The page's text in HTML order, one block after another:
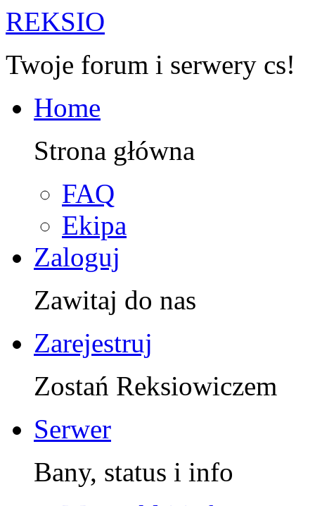
REKSIO
Twoje forum i serwery cs!
Home
Strona główna
FAQ
Ekipa
Zaloguj
Zawitaj do nas
Zarejestruj
Zostań Reksiowiczem
Serwer
Bany, status i info